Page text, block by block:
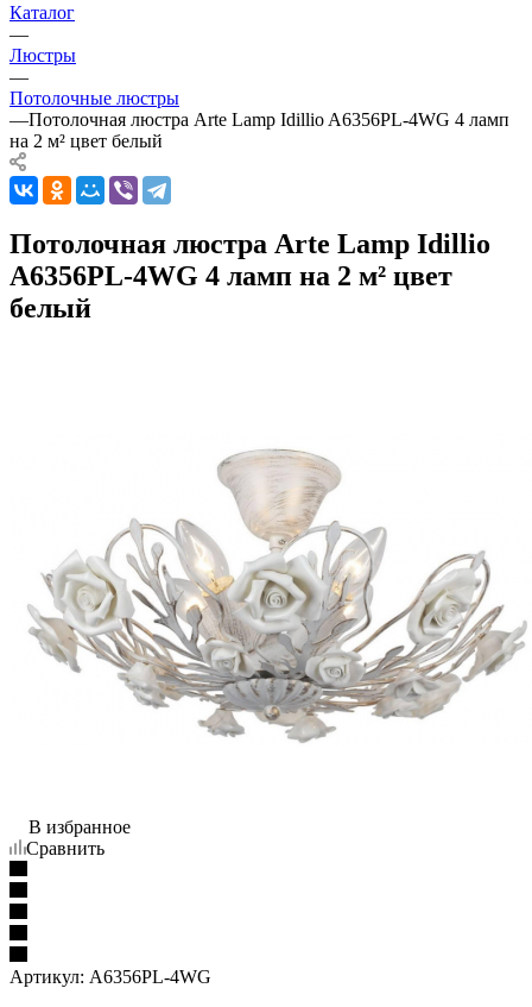
Каталог
—
Люстры
—
Потолочные люстры
—Потолочная люстра Arte Lamp Idillio A6356PL-4WG 4 ламп
на 2 м² цвет белый
Потолочная люстра Arte Lamp Idillio
A6356PL-4WG 4 ламп на 2 м² цвет
белый
В избранное
Сравнить
Артикул: A6356PL-4WG